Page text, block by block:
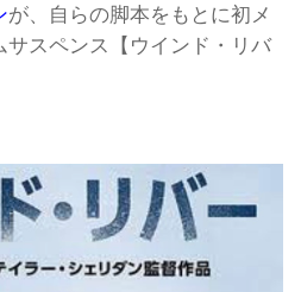
が、自らの脚本をもとに初メ
サスペンス【ウインド・リバ